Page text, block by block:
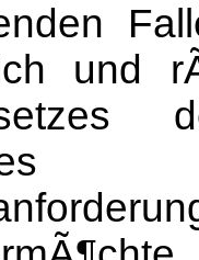
und